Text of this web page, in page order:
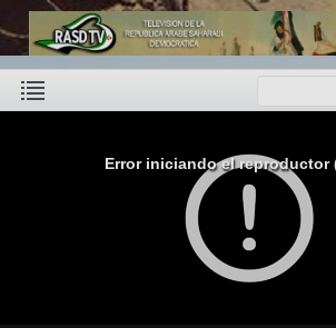
Error iniciando el reproductor